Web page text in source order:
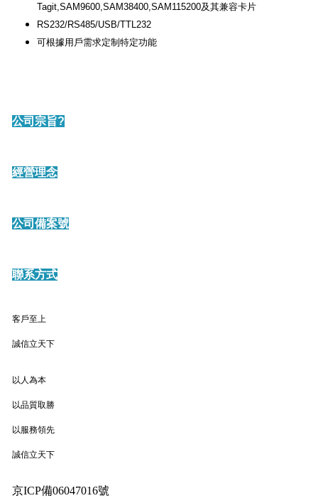
Tagit,SAM9600,SAM38400,SAM115200及其兼容卡片
RS232/RS485/USB/TTL232
可根據用戶需求定制特定功能
公司宗旨?
經營理念
公司備案號
聯系方式
客戶至上
誠信立天下
以人為本
以品質取勝
以服務領先
誠信立天下
京ICP備06047016號